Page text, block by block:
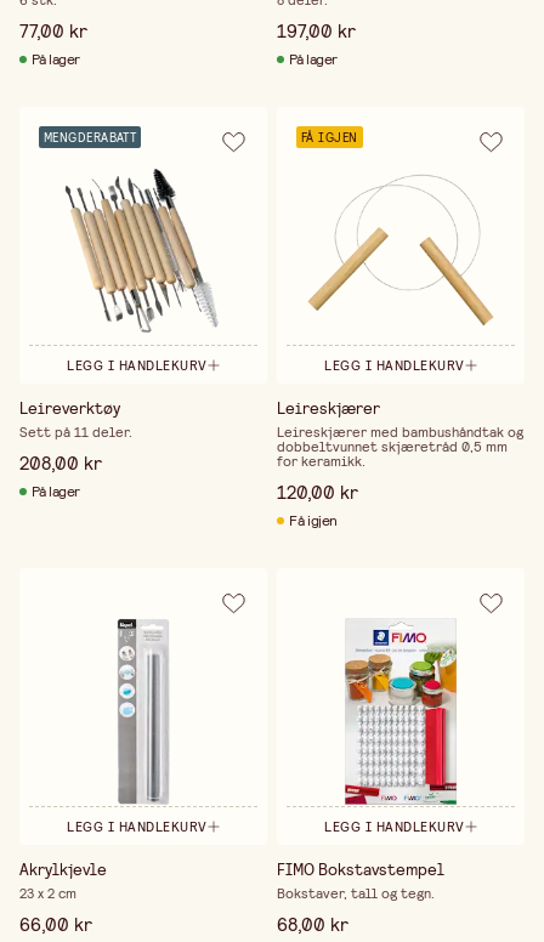
77,00 kr
På lager
197,00 kr
På lager
MENGDERABATT
LEGG I HANDLEKURV
Leireverktøy
Sett på 11 deler.
208,00 kr
På lager
FÅ IGJEN
LEGG I HANDLEKURV
Leireskjærer
Leireskjærer med bambushåndtak og
dobbeltvunnet skjæretråd 0,5 mm
for keramikk.
120,00 kr
Få igjen
LEGG I HANDLEKURV
Akrylkjevle
23 x 2 cm
66,00 kr
LEGG I HANDLEKURV
FIMO Bokstavstempel
Bokstaver, tall og tegn.
68,00 kr